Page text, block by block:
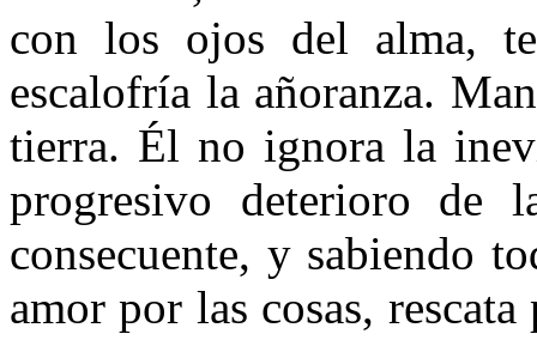
con los ojos del alma,
escalofría la añoranza.
tierra. Él no ignora la
progresivo deterioro de
consecuente, y sabiendo
amor por las cosas,